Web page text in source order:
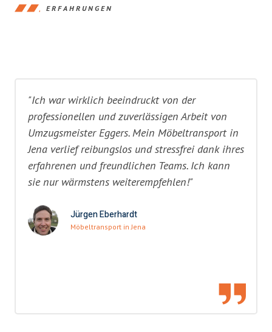
ERFAHRUNGEN
"Ich war wirklich beeindruckt von der
professionellen und zuverlässigen Arbeit von
Umzugsmeister Eggers. Mein Möbeltransport in
Jena verlief reibungslos und stressfrei dank ihres
erfahrenen und freundlichen Teams. Ich kann
sie nur wärmstens weiterempfehlen!"
Jürgen Eberhardt
Möbeltransport in Jena